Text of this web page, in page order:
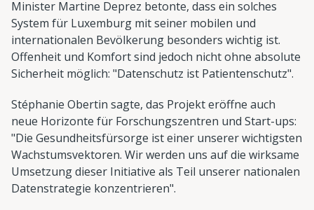
Minister Martine Deprez betonte, dass ein solches
System für Luxemburg mit seiner mobilen und
internationalen Bevölkerung besonders wichtig ist.
Offenheit und Komfort sind jedoch nicht ohne absolute
Sicherheit möglich: "Datenschutz ist Patientenschutz".
Stéphanie Obertin sagte, das Projekt eröffne auch
neue Horizonte für Forschungszentren und Start-ups:
"Die Gesundheitsfürsorge ist einer unserer wichtigsten
Wachstumsvektoren. Wir werden uns auf die wirksame
Umsetzung dieser Initiative als Teil unserer nationalen
Datenstrategie konzentrieren".